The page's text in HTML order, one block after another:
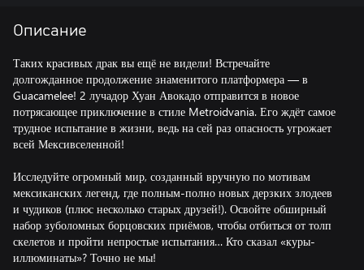
Описание
Таких красивых драк вы ещё не видели! Встречайте
долгожданное продолжение знаменитого платформера — в
Guacamelee! 2 лучадор Хуан Авокадо отправится в новое
потрясающее приключение в стиле Metroidvania. Его ждёт самое
трудное испытание в жизни, ведь на сей раз опасность угрожает
всей Мексивселенной!
Исследуйте огромный мир, созданный вручную по мотивам
мексиканских легенд, где полным-полно новых дерзких злодеев
и чудиков (плюс несколько старых друзей!). Освойте обширный
набор зуболомных борцовских приёмов, чтобы отбиться от толп
скелетов и пройти непростые испытания… Кто сказал «куры-
иллюминаты»? Точно не мы!